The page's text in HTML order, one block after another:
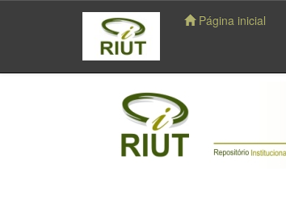
navigation
Página inicial